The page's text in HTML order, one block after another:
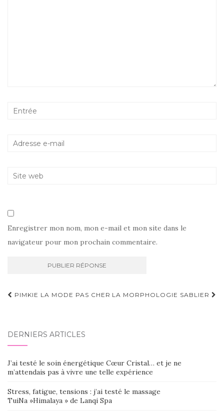
Enregistrer mon nom, mon e-mail et mon site dans le
navigateur pour mon prochain commentaire.
Navigation
PIMKIE LA MODE PAS CHER LA MORPHOLOGIE SABLIER
DERNIERS ARTICLES
J’ai testé le soin énergétique Cœur Cristal… et je ne
m’attendais pas à vivre une telle expérience
Stress, fatigue, tensions : j’ai testé le massage
TuiNa »Himalaya » de Lanqi Spa